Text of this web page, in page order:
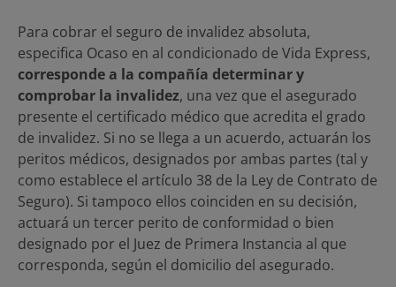
Para cobrar el seguro de invalidez absoluta,
especifica Ocaso en al condicionado de Vida Express,
corresponde a la compañía determinar y
comprobar la invalidez, una vez que el asegurado
presente el certificado médico que acredita el grado
de invalidez. Si no se llega a un acuerdo, actuarán los
peritos médicos, designados por ambas partes (tal y
como establece el artículo 38 de la Ley de Contrato de
Seguro). Si tampoco ellos coinciden en su decisión,
actuará un tercer perito de conformidad o bien
designado por el Juez de Primera Instancia al que
corresponda, según el domicilio del asegurado.